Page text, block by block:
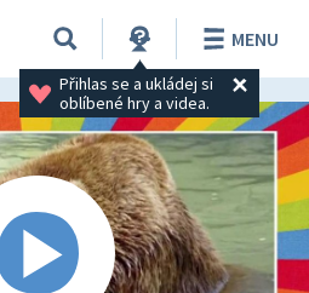
Přihlas se a ukládej si
oblíbené hry a videa.
MENU